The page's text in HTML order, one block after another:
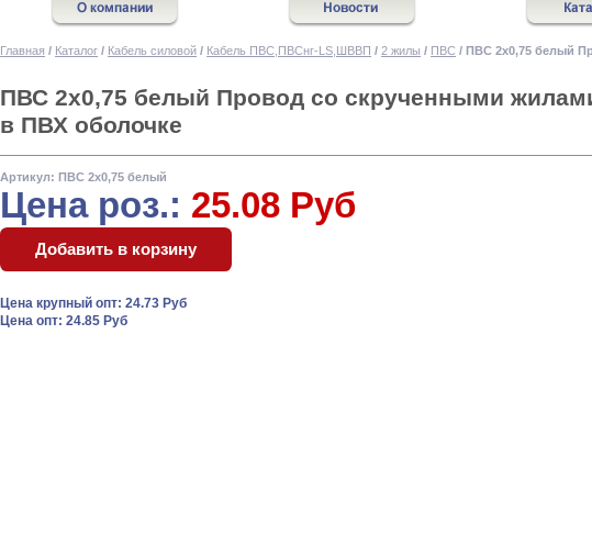
Главная / Каталог / Кабель силовой / Кабель ПВС,ПВСнг-LS,ШВВП /2 жилы / ПВС / ПВС 2х0,75 белый
ПВС 2х0,75 белый Провод со скрученными
в ПВХ оболочке
Артикул: ПВС 2х0,75 белый
Цена роз.: 25.08 Руб
Цена крупный опт: 24.73 Руб
Цена опт: 24.85 Руб